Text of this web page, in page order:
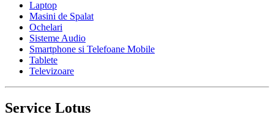
Laptop
Masini de Spalat
Ochelari
Sisteme Audio
Smartphone si Telefoane Mobile
Tablete
Televizoare
Service Lotus